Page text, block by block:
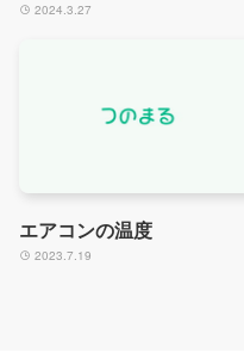
2024.3.27
エアコンの温度
2023.7.19